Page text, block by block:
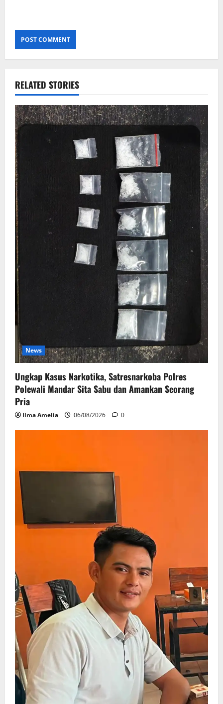
RELATED STORIES
News
Ungkap Kasus Narkotika, Satresnarkoba Polres
Polewali Mandar Sita Sabu dan Amankan Seorang
Pria
Ilma Amelia 06/08/2026 0